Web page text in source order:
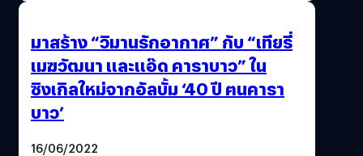
มาสร้าง “วิมานรักอากาศ” กับ “เทียรี่
เมฆวัฒนา และแอ๊ด คาราบาว” ใน
ซิงเกิลใหม่จากอัลบั้ม ‘40 ปี ฅนคารา
บาว’
16/06/2022